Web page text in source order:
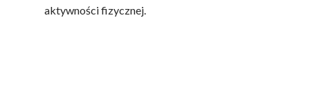
aktywności fizycznej.